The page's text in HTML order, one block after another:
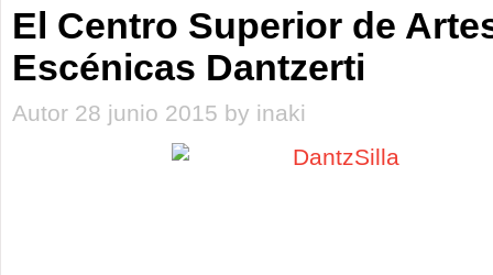
El Centro Superior de
Escénicas Dantzerti
Autor 28 junio 2015 by inaki